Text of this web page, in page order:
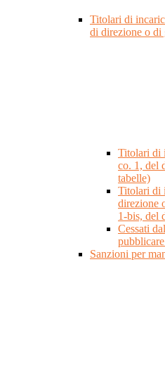
Titolari di
di direzione o di
Titolari di
co. 1, del
tabelle)
Titolari di
direzione
1-bis, del
Cessati
Sanzioni per